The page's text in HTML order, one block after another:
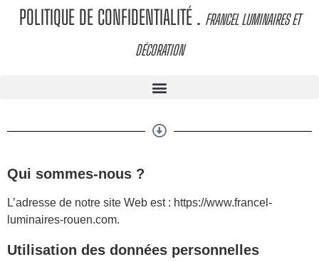
POLITIQUE DE CONFIDENTIALITÉ. FRANCEL LUMINAIRES ET
DÉCORATION
Qui sommes-nous ?
L’adresse de notre site Web est : https://www.francel-
luminaires-rouen.com.
Utilisation des données personnelles